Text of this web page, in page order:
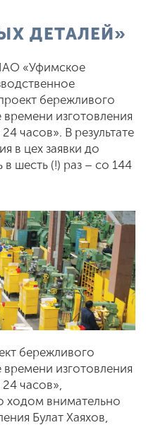
ДЕТАЛЕЙ»
«Уфимское
бережливого
изготовления
часов». В результате
в цех заявки до
шесть (!) раз – со 144
бережливого
изготовления
часов»,
ходом внимательно
Булат Хаяхов,